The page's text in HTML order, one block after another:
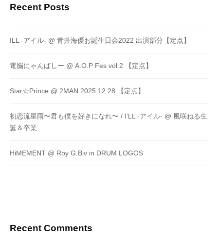
Recent Posts
ILL -アイル- @ 青井海優お誕生日会2022 出演部分【定点】
電脳にゃんぱしー @ A.O.P Fes vol.2 【定点】
Star☆Prince @ 2MAN 2025.12.28 【定点】
初恋流星雨〜君も僕を好きになれ〜 / I’LL -アイル- @ 風咲ねる生
誕＆卒業
HiMEMENT @ Roy G.Biv in DRUM LOGOS
Recent Comments